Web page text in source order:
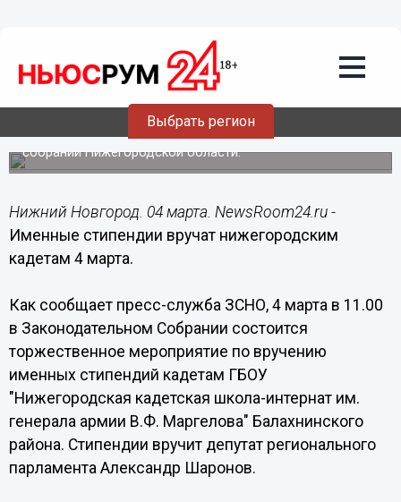
Выбрать регион
04.03.201508:00
Именные стипендии вручат
нижегородским кадетам 4 марта
Вручение стипендий пройдет в Законодательном
собрании Нижегородской области.
Нижний Новгород. 04 марта. NewsRoom24.ru -
Именные стипендии вручат нижегородским
кадетам 4 марта.
Как сообщает пресс-служба ЗСНО, 4 марта в 11.00
в Законодательном Собрании состоится
торжественное мероприятие по вручению
именных стипендий кадетам ГБОУ
"Нижегородская кадетская школа-интернат им.
генерала армии В.Ф. Маргелова" Балахнинского
района. Стипендии вручит депутат регионального
парламента Александр Шаронов.